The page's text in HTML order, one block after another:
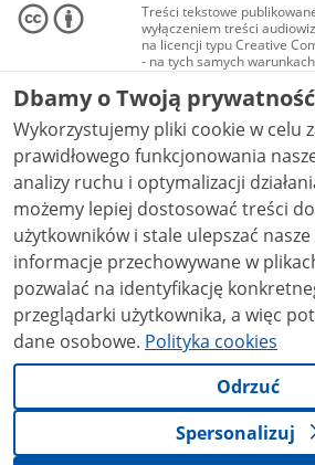
Treści tekstowe
wyłączeniem treści
na licencji typu Creative
- na tych samych
Materiały audiowizualne, w
audio i wideo, są
Creative Commons:
niekomercyjne - bez
NC-ND 4.0), o ile nie jest to
Dbamy o Twoją prywatność
Wykorzystujemy pliki cookie w celu
prawidłowego funkcjonowania
analizy ruchu i optymalizacji działania
możemy lepiej dostosować treści
użytkowników i stale ulepszać nasze usługi.
informacje przechowywane w
pozwalać na identyfikację
przeglądarki użytkownika, a więc
dane osobowe. Polityka cookies
Odrzuć
Spersonalizuj